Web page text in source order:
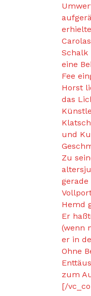
Schalk
eine
Fee
Horst
das
und
Zu
Hemd
Er
(wenn
er in
Ohne
zum
[/